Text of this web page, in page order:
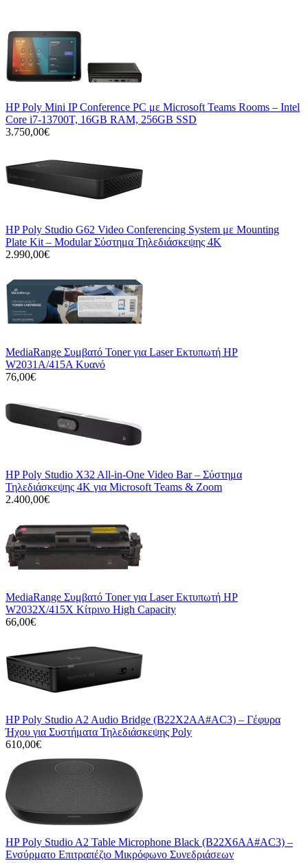
HP Poly Mini IP Conference PC με Microsoft Teams Rooms – Intel
Core i7-13700T, 16GB RAM, 256GB SSD
3.750,00€
HP Poly Studio G62 Video Conferencing System με Mounting
Plate Kit – Modular Σύστημα Τηλεδιάσκεψης 4K
2.990,00€
MediaRange Συμβατό Toner για Laser Εκτυπωτή HP
W2031A/415A Κυανό
76,00€
HP Poly Studio X32 All-in-One Video Bar – Σύστημα
Τηλεδιάσκεψης 4K για Microsoft Teams & Zoom
2.400,00€
MediaRange Συμβατό Toner για Laser Εκτυπωτή HP
W2032X/415X Κίτρινο High Capacity
66,00€
HP Poly Studio A2 Audio Bridge (B22X2AA#AC3) – Γέφυρα
Ήχου για Συστήματα Τηλεδιάσκεψης Poly
610,00€
HP Poly Studio A2 Table Microphone Black (B22X6AA#AC3) –
Ενσύρματο Επιτραπέζιο Μικρόφωνο Συνεδριάσεων